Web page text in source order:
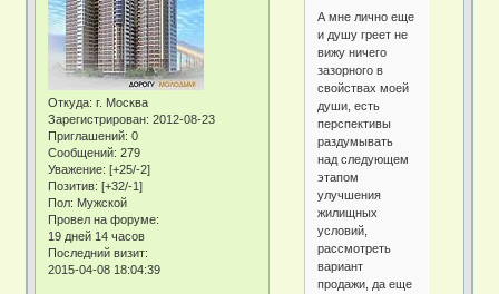
Откуда: г. Москва
Зарегистрирован: 2012-08-23
Приглашений: 0
Сообщений: 279
Уважение: [+25/-2]
Позитив: [+32/-1]
Пол: Мужской
Провел на форуме:
19 дней 14 часов
Последний визит:
2015-04-08 18:04:39
А мне лично еще
и душу греет не
вижу ничего
зазорного в
свойствах моей
души, есть
перспективы
раздумывать
над следующем
этапом
улучшения
жилищных
условий,
рассмотреть
вариант
продажи, да еще